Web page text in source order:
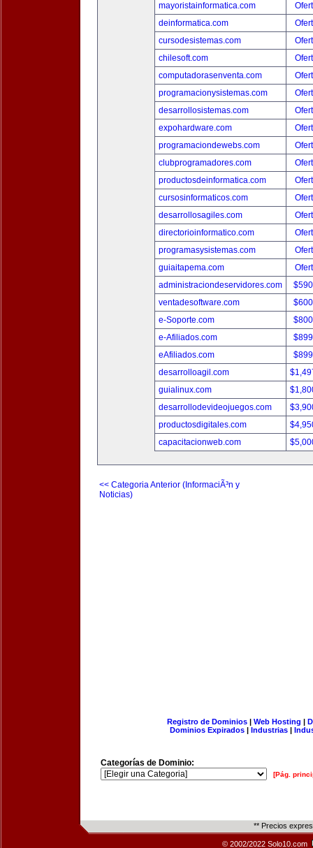
mayoristainformatica.com
deinformatica.com
cursodesistemas.com
chilesoft.com
computadorasenventa.com
programacionysistemas.com
desarrollosistemas.com
expohardware.com
programaciondewebs.com
clubprogramadores.com
productosdeinformatica.com
cursosinformaticos.com
desarrollosagiles.com
directorioinformatico.com
programasysistemas.com
guiaitapema.com
administraciondeservidores.com
ventadesoftware.com
e-Soporte.com
e-Afiliados.com
eAfiliados.com
desarrolloagil.com
guialinux.com
desarrollodevideojuegos.com
productosdigitales.com
capacitacionweb.com
<< Categoria Anterior (InformaciÃ³n y
Noticias)
Registro de Dominios| Web Hosting |
Dominios Expirados | Industrias |
Categorías de Dominio:
[Pág.
** Precios
© 2002/2022 Solo10.com